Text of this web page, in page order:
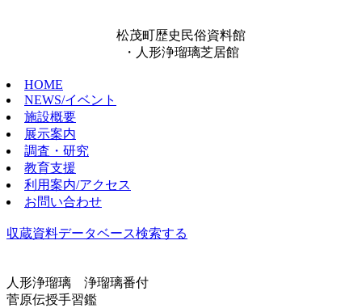
松茂町歴史民俗資料館
・人形浄瑠璃芝居館
HOME
NEWS/イベント
施設概要
展示案内
調査・研究
教育支援
利用案内/アクセス
お問い合わせ
収蔵資料データベース検索する
人形浄瑠璃 浄瑠璃番付
菅原伝授手習鑑